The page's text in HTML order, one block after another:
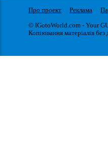
Про проект Реклама
© IGotoWorld.com - Your
Копіювання матеріалів без